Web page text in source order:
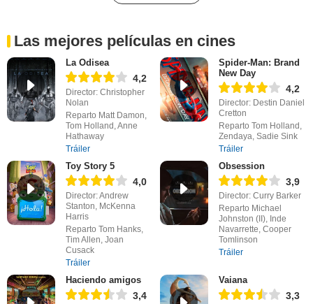
Las mejores películas en cines
La Odisea
4,2
Director: Christopher
Nolan
Reparto Matt Damon,
Tom Holland, Anne
Hathaway
Tráiler
Spider-Man: Brand
New Day
4,2
Director: Destin Daniel
Cretton
Reparto Tom Holland,
Zendaya, Sadie Sink
Tráiler
Toy Story 5
4,0
Director: Andrew
Stanton, McKenna
Harris
Reparto Tom Hanks,
Tim Allen, Joan
Cusack
Tráiler
Obsession
3,9
Director: Curry Barker
Reparto Michael
Johnston (II), Inde
Navarrette, Cooper
Tomlinson
Tráiler
Haciendo amigos
3,4
Vaiana
3,3